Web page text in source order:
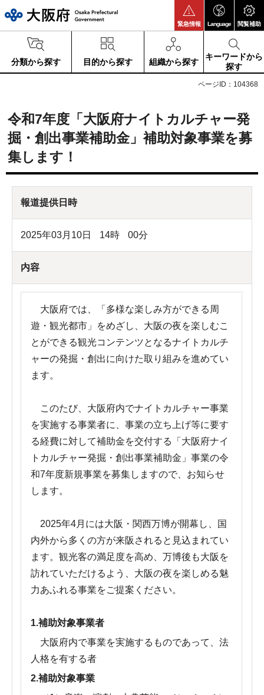
緊急情報 Language 閲覧補助
分類から探す 目的から探す 組織から探す
キーワードから
探す
ページID：104368
令和7年度「大阪府ナイトカルチャー発
掘・創出事業補助金」補助対象事業を募
集します！
報道提供日時
2025年03月10日 14時 00分
内容
大阪府では、「多様な楽しみ方ができる周
遊・観光都市」をめざし、大阪の夜を楽しむこ
とができる観光コンテンツとなるナイトカルチ
ャーの発掘・創出に向けた取り組みを進めてい
ます。
このたび、大阪府内でナイトカルチャー事業
を実施する事業者に、事業の立ち上げ等に要す
る経費に対して補助金を交付する「大阪府ナイ
トカルチャー発掘・創出事業補助金」事業の令
和7年度新規事業を募集しますので、お知らせ
します。
2025年4月には大阪・関西万博が開幕し、国
内外から多くの方が来阪されると見込まれてい
ます。観光客の満足度を高め、万博後も大阪を
訪れていただけるよう、大阪の夜を楽しめる魅
力あふれる事業をご提案ください。
1.補助対象事業者
大阪府内で事業を実施するものであって、法
人格を有する者
2.補助対象事業